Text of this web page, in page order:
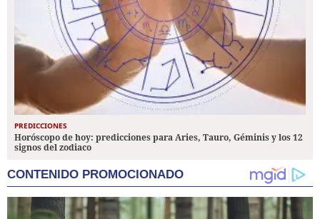
PREDICCIONES
Horóscopo de hoy: predicciones para Aries, Tauro, Géminis y los 12
signos del zodiaco
CONTENIDO PROMOCIONADO